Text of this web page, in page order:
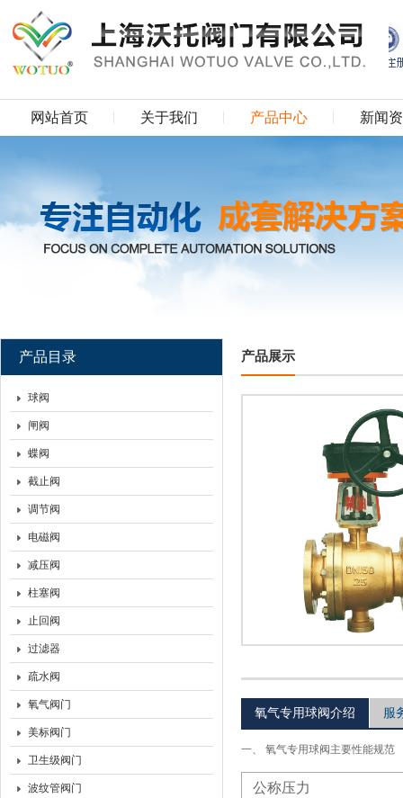
上海沃托阀门有限公司
网站首页 关于我们 产品中心 新闻
产品目录
球阀
闸阀
蝶阀
截止阀
调节阀
电磁阀
减压阀
柱塞阀
止回阀
过滤器
疏水阀
氧气阀门
美标阀门
卫生级阀门
波纹管阀门
产品展示
氧气专用球阀介绍 服
一、 氧气专用球阀主要性能规范
公称压力